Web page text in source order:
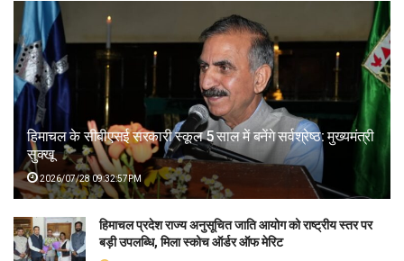
हिमाचल के सीबीएसई सरकारी स्कूल 5 साल में बनेंगे सर्वश्रेष्ठ: मुख्यमंत्री
सुक्खू
2026/07/28 09:32:57PM
हिमाचल प्रदेश राज्य अनुसूचित जाति आयोग को राष्ट्रीय स्तर पर
बड़ी उपलब्धि, मिला स्कोच ऑर्डर ऑफ मेरिट